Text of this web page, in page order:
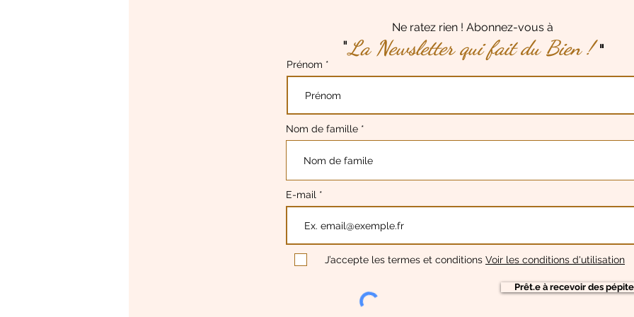
Ne ratez rien ! Abonnez-vous à
"La Newsletter qui faitdu Bien ! "
Prénom
Nom de famille
E-mail
J’accepte les termes et conditions Voir les conditions d'utilisation
Prêt.e à recevoir des